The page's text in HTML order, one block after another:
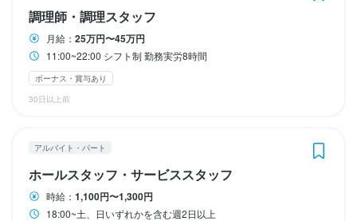
ヘルプ・お問い合わせフォーム
掲載をご検討の店舗様へ
食べログ求人PRESS
調理師・調理スタッフ
月給： 25万円〜45万円
11:00~22:00 シフト制 勤務実労8時間
ボーナス・賞与あり
30日以上前
アルバイト・パート
ホールスタッフ・サービススタッフ
時給： 1,100円〜1,300円
18:00~土、日いずれかを含む週2日以上
社会保障完備、有給制度あり、まかない◎、ユニフォーム貸与、
誕生日プレゼント・お中元・お歳暮進呈
仕事内容
任せします。
この仕事のおすすめポイント
仕事内容
ご案内、配膳、接客、お会計、テーブルの片付けなどのホール業
務全般をお任せします。
店名
焼肉レストラン松姫